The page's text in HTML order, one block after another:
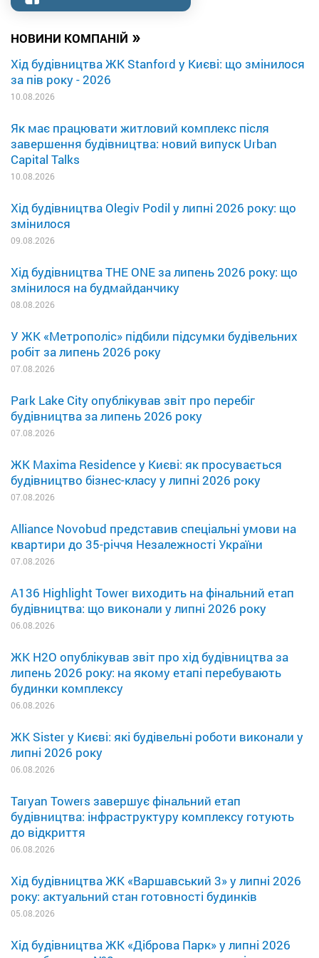
НОВИНИ КОМПАНІЙ »
Хід будівництва ЖК Stanford у Києві: що змінилося
за пів року - 2026
10.08.2026
Як має працювати житловий комплекс після
завершення будівництва: новий випуск Urban
Capital Talks
10.08.2026
Хід будівництва Olegiv Podil у липні 2026 року: що
змінилося
09.08.2026
Хід будівництва THE ONE за липень 2026 року: що
змінилося на будмайданчику
08.08.2026
У ЖК «Метрополіс» підбили підсумки будівельних
робіт за липень 2026 року
07.08.2026
Park Lake City опублікував звіт про перебіг
будівництва за липень 2026 року
07.08.2026
ЖК Maxima Residence у Києві: як просувається
будівництво бізнес-класу у липні 2026 року
07.08.2026
Alliance Novobud представив спеціальні умови на
квартири до 35-річчя Незалежності України
07.08.2026
A136 Highlight Tower виходить на фінальний етап
будівництва: що виконали у липні 2026 року
06.08.2026
ЖК H2O опублікував звіт про хід будівництва за
липень 2026 року: на якому етапі перебувають
будинки комплексу
06.08.2026
ЖК Sister у Києві: які будівельні роботи виконали у
липні 2026 року
06.08.2026
Taryan Towers завершує фінальний етап
будівництва: інфраструктуру комплексу готують
до відкриття
06.08.2026
Хід будівництва ЖК «Варшавський 3» у липні 2026
року: актуальний стан готовності будинків
05.08.2026
Хід будівництва ЖК «Діброва Парк» у липні 2026